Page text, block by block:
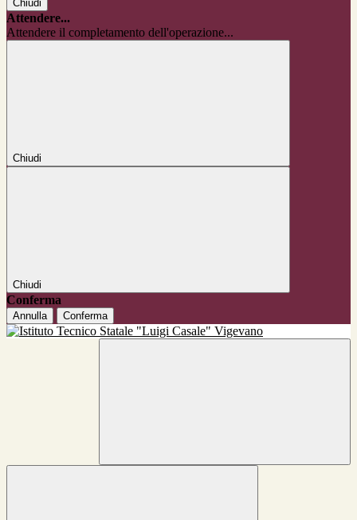
Chiudi
Attendere...
Attendere il completamento dell'operazione...
Chiudi
Chiudi
Conferma
Annulla Conferma